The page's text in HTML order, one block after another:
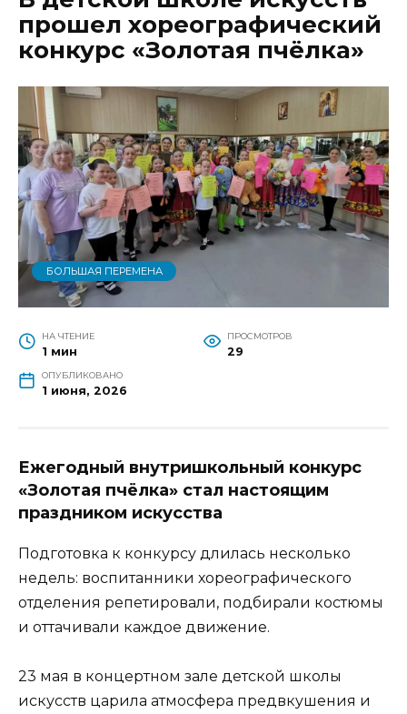
прошел хореографический
конкурс «Золотая пчёлка»
БОЛЬШАЯ ПЕРЕМЕНА
НА ЧТЕНИЕ
1 мин
ПРОСМОТРОВ
29
ОПУБЛИКОВАНО
1 июня, 2026
Ежегодный внутришкольный конкурс
«Золотая пчёлка» стал настоящим
праздником искусства
Подготовка к конкурсу длилась несколько
недель: воспитанники хореографического
отделения репетировали, подбирали костюмы
и оттачивали каждое движение.
23 мая в концертном зале детской школы
искусств царила атмосфера предвкушения и